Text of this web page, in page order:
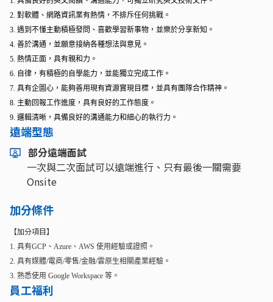
2. 對軟體、網路資訊業有熱情，不排斥任何挑戰。
3. 遇到不懂主動積極發問、喜歡學習新事物，並樂於分享新知。
4. 善於溝通，並願意接納各種想法與意見。
5. 熱情正面，具有親和力。
6. 自律，有積極的自學能力，並能獨立完成工作。
7. 具有企圖心，能夠善用現有資源實現目標，並具有團隊合作精神。
8. 主動回報工作進度，具有良好的工作態度。
9. 邏輯清晰，具備良好的溝通能力和細心的執行力。
遠端型態
部分遠端面試
一次與二次面試可以遠端進行、只有最後一關需要
Onsite
加分條件
【加分項目】
1. 具有GCP、Azure、AWS 使用經驗或證照。
2. 具有媒體/電商/零售/金融/雲原生相關產業經驗。
3. 熟悉使用 Google Workspace 等。
員工福利